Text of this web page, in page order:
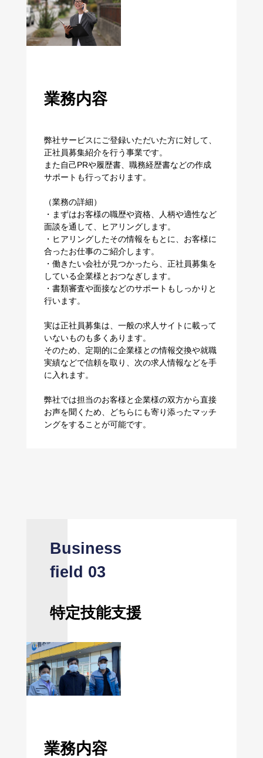
業務内容
弊社サービスにご登録いただいた方に対して、
正社員募集紹介を行う事業です。
また自己PRや履歴書、職務経歴書などの作成
サポートも行っております。
（業務の詳細）
・まずはお客様の職歴や資格、人柄や適性など
面談を通して、ヒアリングします。
・ヒアリングしたその情報をもとに、お客様に
合ったお仕事のご紹介します。
・働きたい会社が見つかったら、正社員募集を
している企業様とおつなぎします。
・書類審査や面接などのサポートもしっかりと
行います。
実は正社員募集は、一般の求人サイトに載って
いないものも多くあります。
そのため、定期的に企業様との情報交換や就職
実績などで信頼を取り、次の求人情報などを手
に入れます。
弊社では担当のお客様と企業様の双方から直接
お声を聞くため、どちらにも寄り添ったマッチ
ングをすることが可能です。
特定技能支援
業務内容